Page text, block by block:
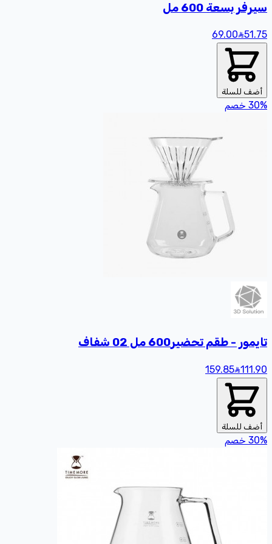
سيرفر بسعة 600 مل
51 .75
69.00
أضف للسلة
30% خصم
تايمور - طقم تحضير600 مل 02 شفاف
111.90
159.85
أضف للسلة
30% خصم